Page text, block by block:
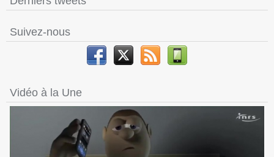
Suivez-nous
Vidéo à la Une